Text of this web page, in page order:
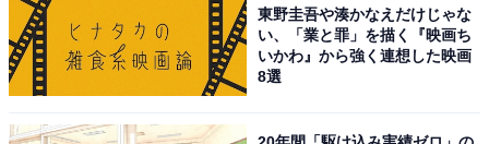
東野圭吾や湊かなえだけじゃな
い、「業と罪」を描く『映画ち
いかわ』から強く連想した映画
8選